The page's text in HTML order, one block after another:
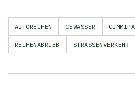
AUTOREIFEN GEWÄSSER
REIFENABRIEB STRASSENVERKEHR